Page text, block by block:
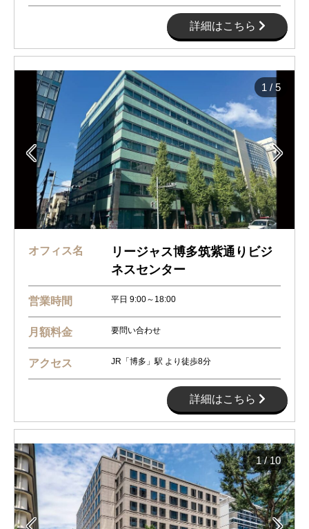
詳細はこちら
 
1 / 5
オフィス名
リージャス博多筑紫通りビジ
ネスセンター
営業時間 平日 9:00～18:00
月額料金 要問い合わせ
アクセス JR「博多」駅 より徒歩8分
詳細はこちら
1/10